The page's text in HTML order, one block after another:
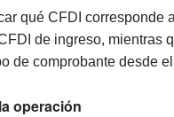
qué CFDI corresponde
de ingreso, mientras
de comprobante desde
operación